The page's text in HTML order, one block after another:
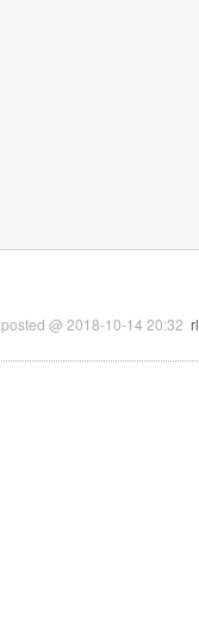
posted @2018-10-14 20:32